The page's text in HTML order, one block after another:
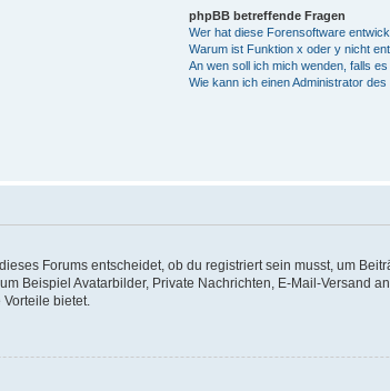
phpBB betreffende Fragen
Wer hat diese Forensoftware
Warum ist Funktion x oder y nicht
An wen soll ich mich wenden, falls
Wie kann ich einen Administrator
Forums entscheidet, ob du registriert sein musst, um
Beispiel Avatarbilder, Private Nachrichten, E-Mail-Versand
bietet.